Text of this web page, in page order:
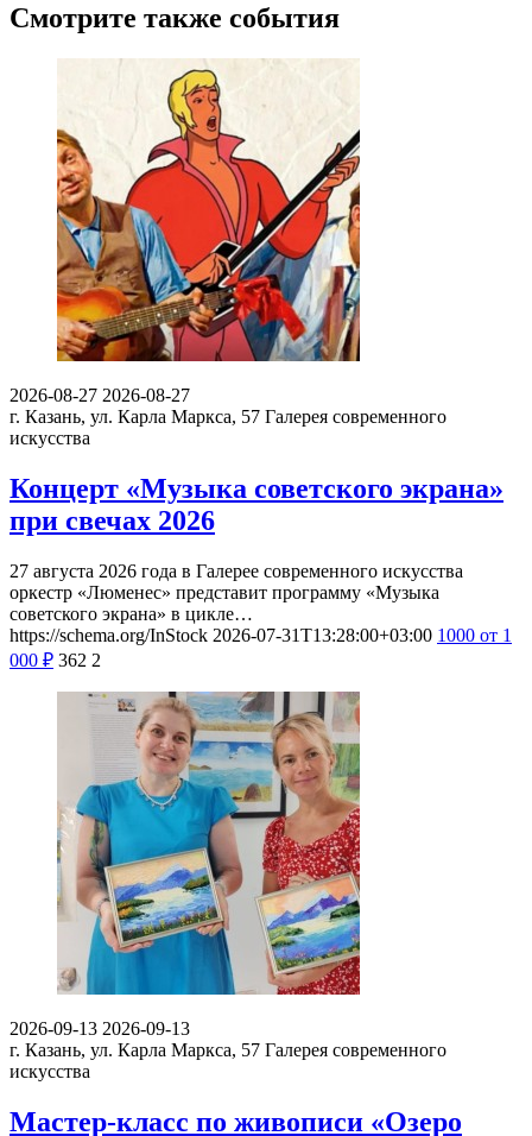
Смотрите также события
2026-08-27 2026-08-27
г. Казань, ул. Карла Маркса, 57 Галерея современного
искусства
Концерт «Музыка советского экрана»
при свечах 2026
27 августа 2026 года в Галерее современного искусства
оркестр «Люменес» представит программу «Музыка
советского экрана» в цикле…
https://schema.org/InStock 2026-07-31T13:28:00+03:00 1000 от 1
000 ₽ 362 2
2026-09-13 2026-09-13
г. Казань, ул. Карла Маркса, 57 Галерея современного
искусства
Мастер-класс по живописи «Озеро